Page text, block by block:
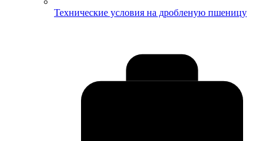
Технические условия на дробленую пшеницу